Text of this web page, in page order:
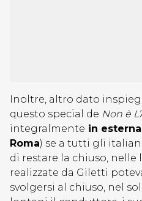
Inoltre, altro dato
questo special de Non è
integralmente in
Roma) se a tutti gli
di restare la chiuso, nelle
realizzate da Giletti
svolgersi al chiuso, nel